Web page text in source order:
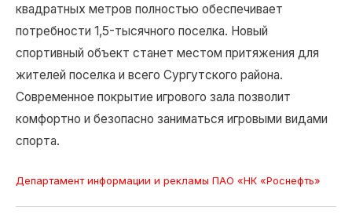
квадратных метров полностью обеспечивает
потребности 1,5-тысячного поселка. Новый
спортивный объект станет местом притяжения для
жителей поселка и всего Сургутского района.
Современное покрытие игрового зала позволит
комфортно и безопасно заниматься игровыми видами
спорта.
Департамент информации и рекламы ПАО «НК «Роснефть»